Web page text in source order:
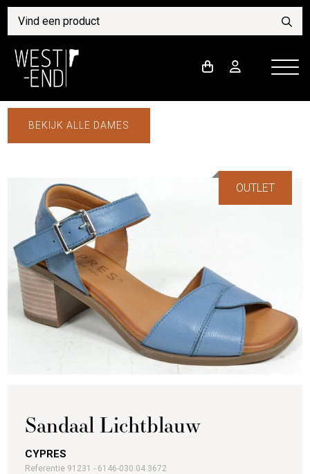
BEKIJK ALLE DAMES
OUTLET
Sandaal Lichtblauw
CYPRES
Referentie 91231 - 6146-030.04.3672